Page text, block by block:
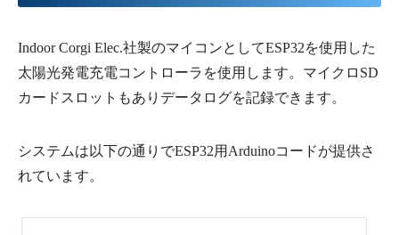
Indoor Corgi Elec.社製のマイコンとしてESP32を使用した
太陽光発電充電コントローラを使用します。マイクロSD
カードスロットもありデータログを記録できます。
システムは以下の通りでESP32用Arduinoコードが提供さ
れています。